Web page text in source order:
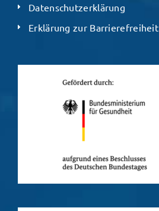
Datenschutzerklärung
Erklärung zur Barrierefreiheit